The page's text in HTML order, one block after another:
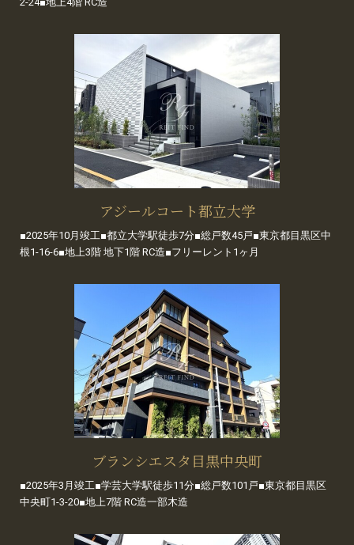
アジールコート都立大学
■2025年10月竣工■都立大学駅徒歩7分■総戸数45戸■東京都目黒区中
根1-16-6■地上3階 地下1階 RC造■フリーレント1ヶ月
ブランシエスタ目黒中央町
■2025年3月竣工■学芸大学駅徒歩11分■総戸数101戸■東京都目黒区
中央町1-3-20■地上7階 RC造一部木造